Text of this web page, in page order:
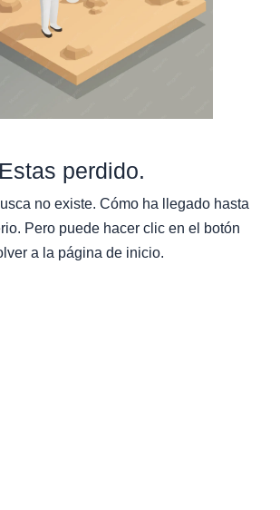
perdido.
no existe. Cómo ha llegado hasta
Pero puede hacer clic en el botón
a la página de inicio.